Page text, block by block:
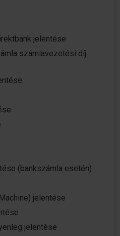
jelentése
számlavezetési díj
(bankszámla esetén)
jelentése
jelentése